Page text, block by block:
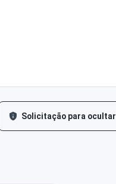
Solicitação para